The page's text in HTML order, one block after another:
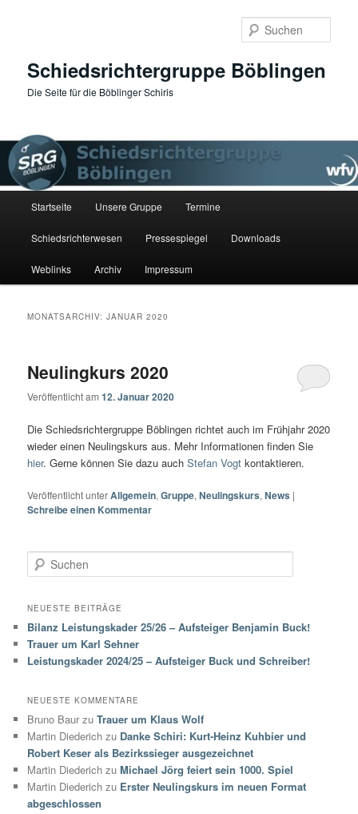
Schiedsrichtergruppe Böblingen
Die Seite für die Böblinger Schiris
Startseite Unsere Gruppe Termine
Schiedsrichterwesen Pressespiegel Downloads
Weblinks Archiv Impressum
MONATSARCHIV:JANUAR 2020
Neulingkurs 2020
Veröffentlicht am12. Januar 2020
Die Schiedsrichtergruppe Böblingen richtet auch im Frühjahr 2020
wieder einen Neulingskurs aus. Mehr Informationen finden Sie
hier. Gerne können Sie dazu auchStefan Vogt kontaktieren.
Veröffentlicht unterAllgemein,Gruppe,Neulingskurs,News |
Schreibe einen Kommentar
u
h
n
NEUESTE BEITRÄGE
Bilanz Leistungskader 25/26 – Aufsteiger Benjamin Buck!
Trauer um Karl Sehner
Leistungskader 2024/25 – Aufsteiger Buck und Schreiber!
NEUESTE KOMMENTARE
Bruno Baur zuTrauer um Klaus Wolf
Martin Diederich zu Danke Schiri: Kurt-Heinz Kuhbier und
Robert Keser als Bezirkssieger ausgezeichnet
Martin Diederich zuMichael Jörg feiert sein 1000. Spiel
Martin Diederich zu Erster Neulingskurs im neuen Format
abgeschlossen